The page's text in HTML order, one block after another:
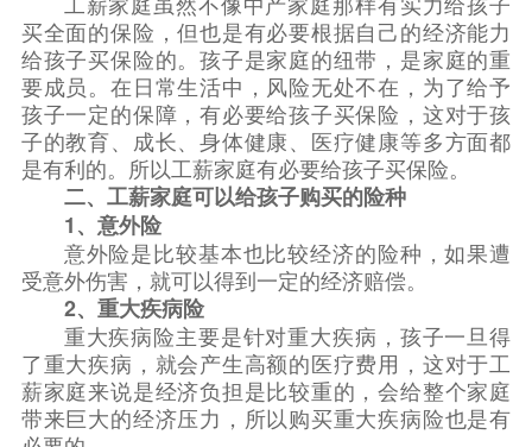
买全面的保险，但也是有必要根据自己的经济能力
给孩子买保险的。孩子是家庭的纽带，是家庭的重
要成员。在日常生活中，风险无处不在，为了给予
孩子一定的保障，有必要给孩子买保险，这对于孩
子的教育、成长、身体健康、医疗健康等多方面都
是有利的。所以工薪家庭有必要给孩子买保险。
二、工薪家庭可以给孩子购买的险种
1、意外险
意外险是比较基本也比较经济的险种，如果遭
受意外伤害，就可以得到一定的经济赔偿。
2、重大疾病险
重大疾病险主要是针对重大疾病，孩子一旦得
了重大疾病，就会产生高额的医疗费用，这对于工
薪家庭来说是经济负担是比较重的，会给整个家庭
带来巨大的经济压力，所以购买重大疾病险也是有